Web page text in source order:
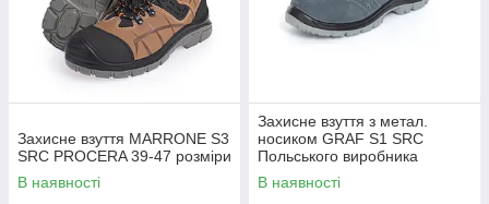
Захисне взуття MARRONE S3
SRC PROCERA 39-47 розміри
В наявності
Захисне взуття з метал.
носиком GRAF S1 SRC
Польського виробника
PROCERA
В наявності